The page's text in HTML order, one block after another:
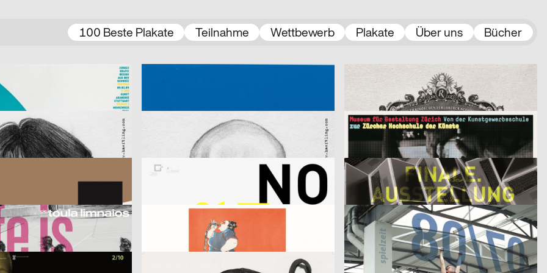
100 Beste Plakate Teilnahme Wettbewerb Plakate Über uns Bücher
Nicolas Zupfer
2008
BBDO Campaign GmbH Düsseldorf
2007
und Werbeagentur
2007
Herr Ledesi Projekt- und Werbeagentur
2007
HAEFTLING Down’n Dirty
Ira Giesen, Adrian Glatthorn, Brigitte von Arx CH
2007
Im Westen nur Neues
D
2007
Arbeitsgemeinschaft für visuelle und verbale Kommunikation Uwe Loesch
2007
Finale. Ausstellung der Diplomarbeiten
+ Detlef Fiedler) D
2007
life is perfect
din jank visuelle kommunikation, Fritz Beck, Doris Weber D
2007
Image
Konrad Renner
2007
Euro RSCG Düsseldorf D
2007